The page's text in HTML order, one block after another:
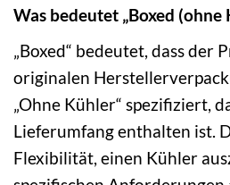
Was bedeutet „Boxed (ohne
„Boxed“ bedeutet, dass der
originalen
„Ohne Kühler“ spezifiziert,
Lieferumfang enthalten ist.
Flexibilität, einen Kühler